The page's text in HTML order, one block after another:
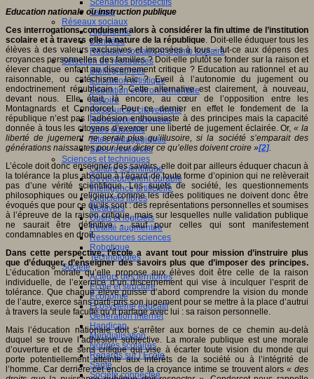
Scénarios prospectifs
Temps
Réseaux sociaux
Algorithme
Données
Réseaux sociaux et champ scolaire
Sélection de ressources
Bibliographies
Education artistique
Education environnementale
Histoire
Ressources citoyenneté
Ressources sciences
Sites éducatifs
Sites pédagogiques
Sites ressources
Sciences et techniques
Culture scientifique
Développement durable
Intelligence artificielle
Logiciels libres
Métavers
Outils et logiciels
Réalité augmentée
Ressources sciences
Robotique
Technologies
Société
Acteurs des territoires
Ecole et structure
Economie
Ecosystème éducatif
Génération internet
Handicap
Mondialisation
Normes scolaires
Regards sur l’Ecole
Santé
Société connectée
Education nationale ou instruction publique
Ces interrogations conduisent alors à considérer la fin ultime de l’institution
scolaire et à travers elle la nature de la république. Doit-elle éduquer tous les
élèves à des valeurs exclusives et imposées à tous - fut-ce aux dépens des
croyances personnelles des familles ? Doit-elle plutôt se fonder sur la raison et
élever chaque enfant au discernement critique ? Education au rationnel et au
raisonnable, ou catéchisme laïc ? Eveil à l’autonomie du jugement ou
endoctrinement républicain ? Cette alternative est clairement, à nouveau,
devant nous. Elle était, là encore, au cœur de l’opposition entre les
Montagnards et Condorcet. Pour ce dernier en effet le fondement de la
république n’est pas l’adhésion enthousiaste à des principes mais la capacité
donnée à tous les citoyens d’exercer une liberté de jugement éclairée. Or,« la
liberté de jugement ne serait plus qu’illusoire, si la société s’emparait des
générations naissantes pour leur dicter ce qu’elles doivent croire »[2].
L’école doit donc enseigner des savoirs, elle doit par ailleurs éduquer chacun à
la tolérance la plus absolue à l’égard de toute forme d’opinion qui ne relèverait
pas d’une vérité scientifique. Les sujets de société, les questionnements
philosophiques ou religieux comme les idées politiques ne doivent donc être
évoqués que pour ce qu’ils sont : des représentations personnelles et soumises
à l’épreuve de la raison critique, mais sur lesquelles nulle validation publique
ne saurait être définitive - sauf pour celles qui sont manifestement
condamnables en droit.
Dans cette perspective, l’école a avant tout pour mission d’instruire plus
que d’éduquer, d’enseigner des savoirs plus que d’imposer des principes.
L’éducation morale qu’elle propose aux élèves doit être celle de la raison
individuelle, de l’exercice d’un discernement qui vise à inculquer l’esprit de
tolérance. Que chaque élève puisse d’abord comprendre la vision du monde
de l’autre, exerce sans parti-pris son jugement pour se mettre à la place d’autrui
à travers la seule faculté qu’il partage avec lui : sa raison personnelle.
Mais l’éducation nationale doit s’arrêter aux bornes de ce chemin au-delà
duquel se trouve l’adhésion subjective. La morale publique est une morale
d’ouverture et de sens critique qui vise à écarter toute vision du monde qui
porte potentiellement atteinte aux intérêts de la société ou à l’intégrité de
l’homme. Car derrière cet enclos de la croyance intime se trouvent alors« des